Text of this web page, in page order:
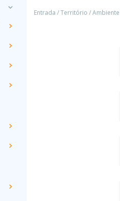
Entrada /Território /Ambiente